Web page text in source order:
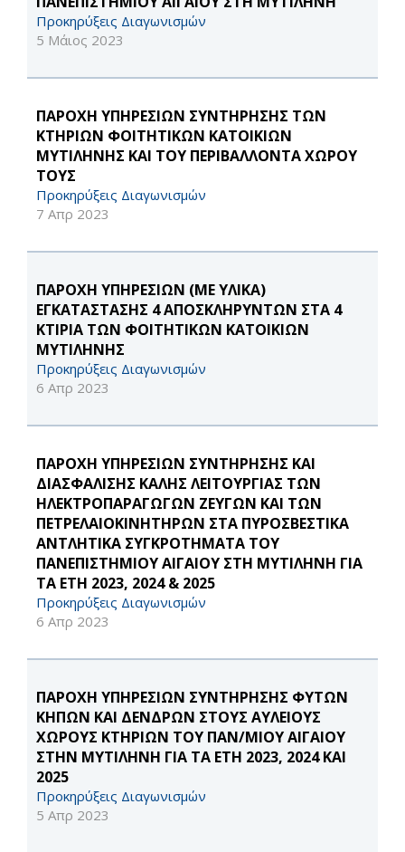
Προκηρύξεις Διαγωνισμών
5 Μάιος 2023
ΠΑΡΟΧΗ ΥΠΗΡΕΣΙΩΝ ΣΥΝΤΗΡΗΣΗΣ ΤΩΝ
ΚΤΗΡΙΩΝ ΦΟΙΤΗΤΙΚΩΝ ΚΑΤΟΙΚΙΩΝ
ΜΥΤΙΛΗΝΗΣ ΚΑΙ ΤΟΥ ΠΕΡΙΒΑΛΛΟΝΤΑ ΧΩΡΟΥ
ΤΟΥΣ
Προκηρύξεις Διαγωνισμών
7 Απρ 2023
ΠΑΡΟΧΗ ΥΠΗΡΕΣΙΩΝ (ΜΕ ΥΛΙΚΑ)
ΕΓΚΑΤΑΣΤΑΣΗΣ 4 ΑΠΟΣΚΛΗΡΥΝΤΩΝ ΣΤΑ 4
ΚΤΙΡΙΑ ΤΩΝ ΦΟΙΤΗΤΙΚΩΝ ΚΑΤΟΙΚΙΩΝ
ΜΥΤΙΛΗΝΗΣ
Προκηρύξεις Διαγωνισμών
6 Απρ 2023
ΠΑΡΟΧΗ ΥΠΗΡΕΣΙΩΝ ΣΥΝΤΗΡΗΣΗΣ ΚΑΙ
ΔΙΑΣΦΑΛΙΣΗΣ ΚΑΛΗΣ ΛΕΙΤΟΥΡΓΙΑΣ ΤΩΝ
ΗΛΕΚΤΡΟΠΑΡΑΓΩΓΩΝ ΖΕΥΓΩΝ ΚΑΙ ΤΩΝ
ΠΕΤΡΕΛΑΙΟΚΙΝΗΤΗΡΩΝ ΣΤΑ ΠΥΡΟΣΒΕΣΤΙΚΑ
ΑΝΤΛΗΤΙΚΑ ΣΥΓΚΡΟΤΗΜΑΤΑ ΤΟΥ
ΠΑΝΕΠΙΣΤΗΜΙΟΥ ΑΙΓΑΙΟΥ ΣΤΗ ΜΥΤΙΛΗΝΗ ΓΙΑ
ΤΑ ΕΤΗ 2023, 2024 & 2025
Προκηρύξεις Διαγωνισμών
6 Απρ 2023
ΠΑΡΟΧΗ ΥΠΗΡΕΣΙΩΝ ΣΥΝΤΗΡΗΣΗΣ ΦΥΤΩΝ
ΚΗΠΩΝ ΚΑΙ ΔΕΝΔΡΩΝ ΣΤΟΥΣ ΑΥΛΕΙΟΥΣ
ΧΩΡΟΥΣ ΚΤΗΡΙΩΝ ΤΟΥ ΠΑΝ/ΜΙΟΥ ΑΙΓΑΙΟΥ
ΣΤΗΝ ΜΥΤΙΛΗΝΗ ΓΙΑ ΤΑ ΕΤΗ 2023, 2024 ΚΑΙ
2025
Προκηρύξεις Διαγωνισμών
5 Απρ 2023